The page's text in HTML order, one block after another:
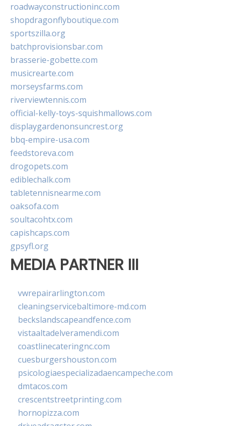
roadwayconstructioninc.com
shopdragonflyboutique.com
sportszilla.org
batchprovisionsbar.com
brasserie-gobette.com
musicrearte.com
morseysfarms.com
riverviewtennis.com
official-kelly-toys-squishmallows.com
displaygardenonsuncrest.org
bbq-empire-usa.com
feedstoreva.com
drogopets.com
ediblechalk.com
tabletennisnearme.com
oaksofa.com
soultacohtx.com
capishcaps.com
gpsyfl.org
MEDIA PARTNER III
vwrepairarlington.com
cleaningservicebaltimore-md.com
beckslandscapeandfence.com
vistaaltadelveramendi.com
coastlinecateringnc.com
cuesburgershouston.com
psicologiaespecializadaencampeche.com
dmtacos.com
crescentstreetprinting.com
hornopizza.com